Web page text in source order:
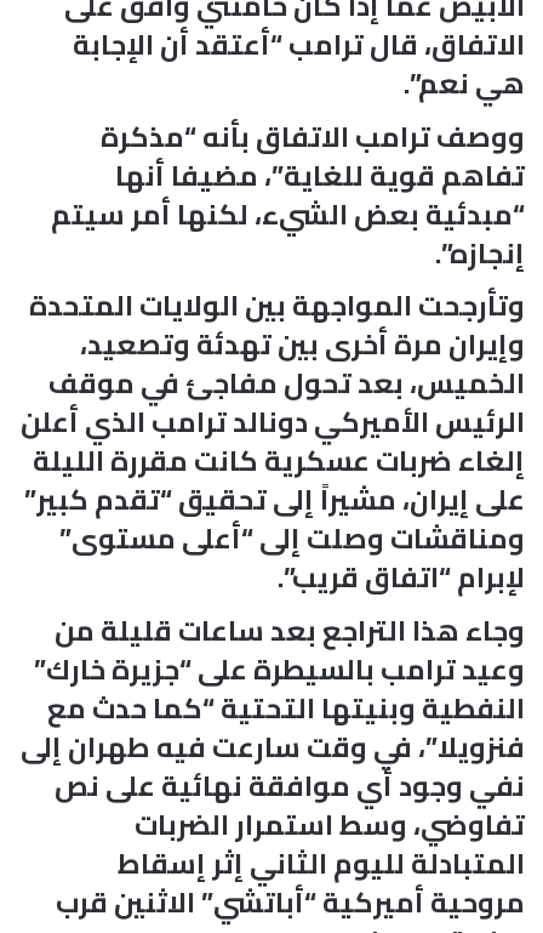
الاتفاق، قال ترامب “أعتقد أن الإجابة
هي نعم”.
ووصف ترامب الاتفاق بأنه “مذكرة
تفاهم قوية للغاية”، مضيفا أنها
“مبدئية بعض الشيء، لكنها أمر سيتم
إنجازه”.
وتأرجحت المواجهة بين الولايات المتحدة
وإيران مرة أخرى بين تهدئة وتصعيد،
الخميس، بعد تحول مفاجئ في موقف
الرئيس الأميركي دونالد ترامب الذي أعلن
إلغاء ضربات عسكرية كانت مقررة الليلة
على إيران، مشيراً إلى تحقيق “تقدم كبير”
ومناقشات وصلت إلى “أعلى مستوى”
لإبرام “اتفاق قريب”.
وجاء هذا التراجع بعد ساعات قليلة من
وعيد ترامب بالسيطرة على “جزيرة خارك”
النفطية وبنيتها التحتية “كما حدث مع
فنزويلا”، في وقت سارعت فيه طهران إلى
نفي وجود أي موافقة نهائية على نص
تفاوضي، وسط استمرار الضربات
المتبادلة لليوم الثاني إثر إسقاط
مروحية أميركية “أباتشي” الاثنين قرب